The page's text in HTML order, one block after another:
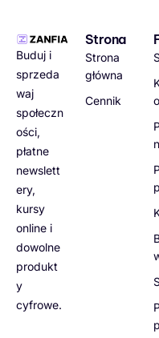
Buduj i
sprzeda
waj
społeczn
ości,
płatne
newslett
ery,
kursy
online i
dowolne
produkt
y
cyfrowe.
Strona
Strona
główna
Cennik